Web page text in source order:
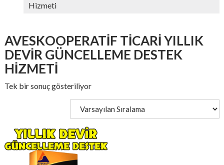
Hizmeti
AVESKOOPERATIF TICARI YILLIK
DEVIR GÜNCELLEME DESTEK
HIZMETI
Tek bir sonuç gösteriliyor